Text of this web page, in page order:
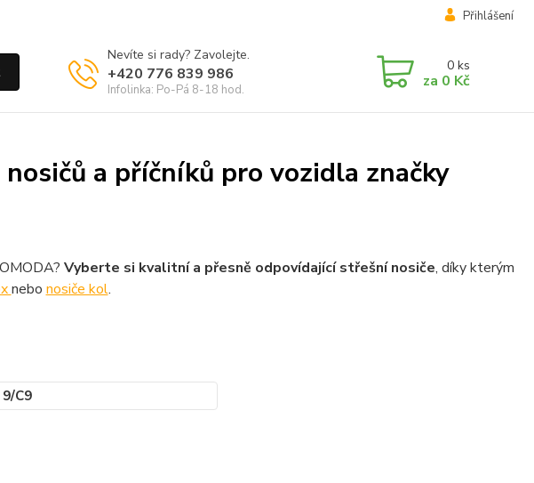
Přihlášení
Nevíte si rady? Zavolejte.
+420 776 839 986
Infolinka: Po-Pá 8-18 hod.
0 ks
za 0 Kč
a příčníků pro vozidla značky
Vyberte si kvalitní a přesně odpovídající střešní nosiče, díky kterým
nebo nosiče kol.
9/C9